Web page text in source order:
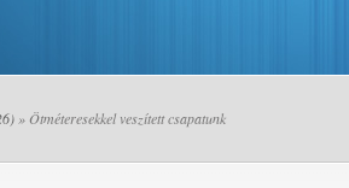
» Ötméteresekkel veszített csapatunk